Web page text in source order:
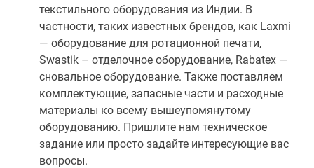
текстильного оборудования из Индии. В
частности, таких известных брендов, как Laxmi
— оборудование для ротационной печати,
Swastik – отделочное оборудование, Rabatex —
сновальное оборудование. Также поставляем
комплектующие, запасные части и расходные
материалы ко всему вышеупомянутому
оборудованию. Пришлите нам техническое
задание или просто задайте интересующие вас
вопросы.